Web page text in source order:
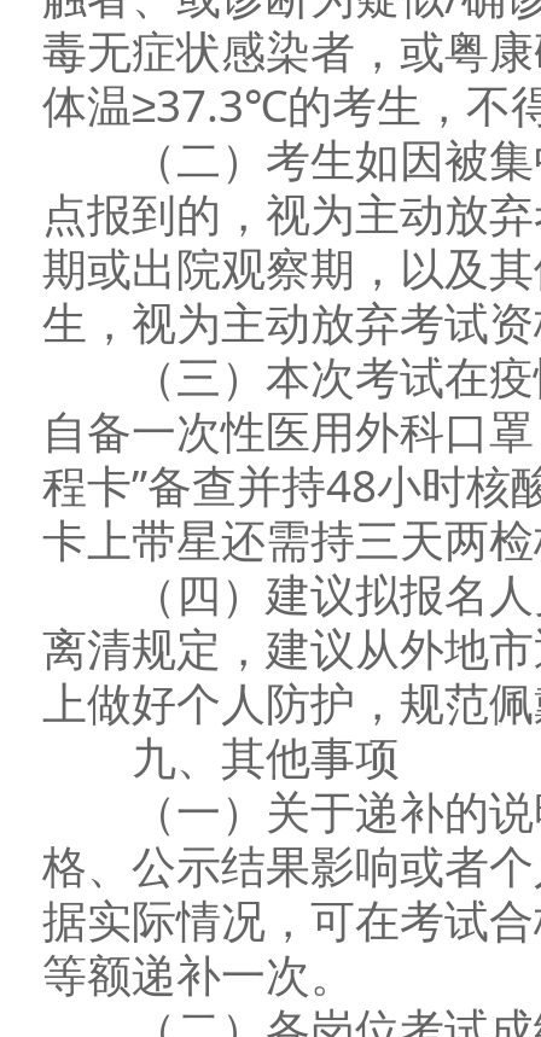
毒无症状感染者，或粤
体温≥37.3℃的考生，不
（二）考生如因被集
点报到的，视为主动放
期或出院观察期，以及
生，视为主动放弃考试
（三）本次考试在疫
自备一次性医用外科口
程卡”备查并持48小时核
卡上带星还需持三天两
（四）建议拟报名人
离清规定，建议从外地
上做好个人防护，规范
九、其他事项
（一）关于递补的说
格、公示结果影响或者
据实际情况，可在考试
等额递补一次。